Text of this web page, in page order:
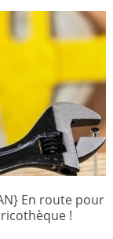
En route pour
!